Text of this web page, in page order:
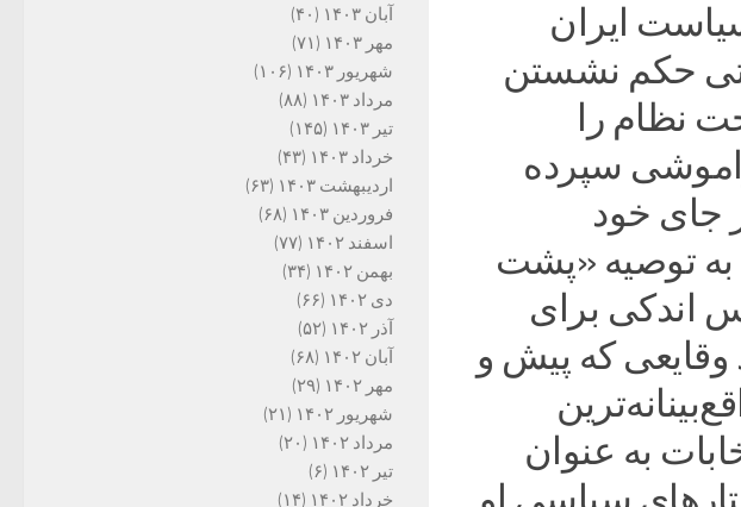
ایران
حکم نشستن
را
سپرده
شاید اگر او سال ۹۶ در جای خود
به توصیه «پشت
اندکی برای
وقایعی که پیش و
رخ داد، واقع‌بینانه‌ترین
به عنوان
آبان ۱۴۰۳
(۴۰)
مهر ۱۴۰۳
(۷۱)
شهریور ۱۴۰۳
(۱۰۶)
مرداد ۱۴۰۳
(۸۸)
تیر ۱۴۰۳
(۱۴۵)
خرداد ۱۴۰۳
(۴۳)
اردیبهشت ۱۴۰۳
(۶۳)
فروردین ۱۴۰۳
(۶۸)
اسفند ۱۴۰۲
(۷۷)
بهمن ۱۴۰۲
(۳۴)
دی ۱۴۰۲
(۶۶)
آذر ۱۴۰۲
(۵۲)
آبان ۱۴۰۲
(۶۸)
مهر ۱۴۰۲
(۲۹)
شهریور ۱۴۰۲
(۲۱)
مرداد ۱۴۰۲
(۲۰)
تیر ۱۴۰۲
(۶)
خرداد ۱۴۰۲
(۱۴)